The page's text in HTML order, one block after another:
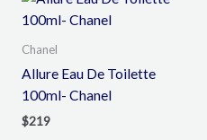
Chanel
Allure Eau De Toilette
100ml- Chanel
$219